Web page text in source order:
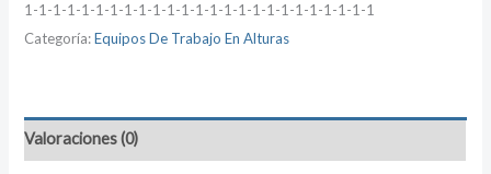
1-1-1-1-1-1-1-1-1-1-1-1-1-1-1-1-1-1-1-1-1-1-1-1-1
Categoría:Equipos De Trabajo En Alturas
Valoraciones (0)